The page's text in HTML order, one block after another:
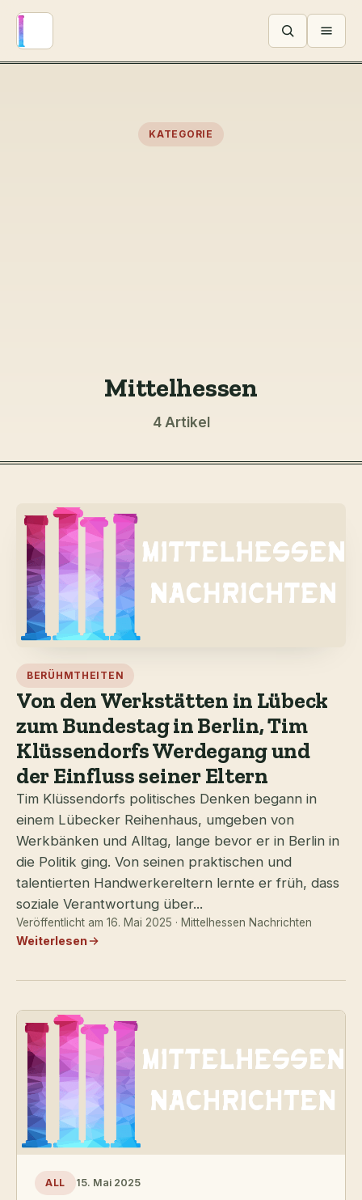
Menü
KATEGORIE
Mittelhessen
4 Artikel
BERÜHMTHEITEN
Von den Werkstätten in Lübeck
zum Bundestag in Berlin, Tim
Klüssendorfs Werdegang und
der Einfluss seiner Eltern
Tim Klüssendorfs politisches Denken begann in
einem Lübecker Reihenhaus, umgeben von
Werkbänken und Alltag, lange bevor er in Berlin in
die Politik ging. Von seinen praktischen und
talentierten Handwerkereltern lernte er früh, dass
soziale Verantwortung über...
Veröffentlicht am 16. Mai 2025 · Mittelhessen Nachrichten
Weiterlesen
ALL 15. Mai 2025